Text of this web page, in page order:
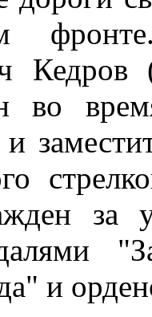
во
за
и